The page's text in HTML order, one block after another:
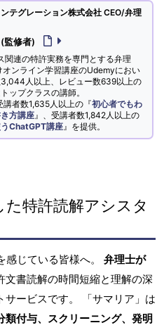
テグレーション株式会社 CEO/弁理
(監修者)
関連の特許実務を専門とする弁理
オンライン学習講座のUdemyにおい
人以上、レビュー数639以上の
ップクラスの講師。
講者数1,635人以上の『初心者でもわ
方講座 』、受講者数1,842人以上の
ChatGPT講座 』を提供。
特許読解アシスタ
感じている皆様へ。 弁理士が
文書読解の時間短縮と理解の深
ービスです。 「サマリア」は
付与、スクリーニング、発明